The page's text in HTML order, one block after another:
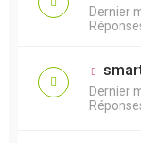
Dernier
Dernier